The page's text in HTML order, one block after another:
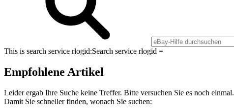
This is search service rlogid:Search service rlogid =
Empfohlene Artikel
Leider ergab Ihre Suche keine Treffer. Bitte versuchen Sie es noch einmal.
Damit Sie schneller finden, wonach Sie suchen: